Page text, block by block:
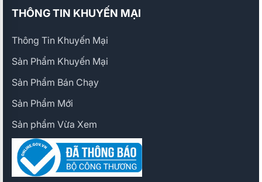
THÔNG TIN KHUYẾN MẠI
Thông Tin Khuyến Mại
Sản Phẩm Khuyến Mại
Sản Phẩm Bán Chạy
Sản Phẩm Mới
Sản phẩm Vừa Xem